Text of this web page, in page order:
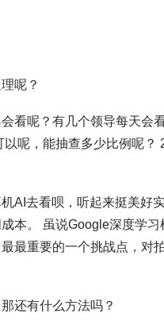
呢？
看呢？有几个领导每天会
呢，能抽查多少比例呢
AI去看呗，听起来挺美好
本。 虽说Google深度学
最重要的一个挑战点，对
还有什么方法吗？